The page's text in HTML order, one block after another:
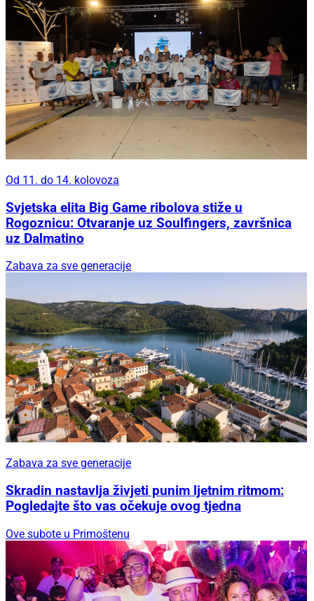
Od 11. do 14. kolovoza
Svjetska elita Big Game ribolova stiže u
Rogoznicu: Otvaranje uz Soulfingers, završnica
uz Dalmatino
Zabava za sve generacije
Zabava za sve generacije
Skradin nastavlja živjeti punim ljetnim ritmom:
Pogledajte što vas očekuje ovog tjedna
Ove subote u Primoštenu